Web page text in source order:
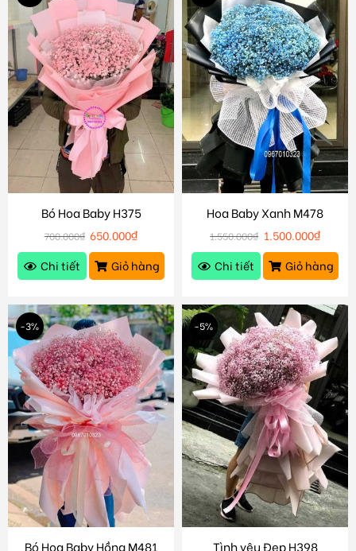
Bó Hoa Baby H375
700.000₫ 650.000₫
Chi tiết
Giỏ hàng
Hoa Baby Xanh M478
1.550.000₫ 1.500.000₫
Chi tiết
Giỏ hàng
-3%
Bó Hoa Baby Hồng M481
-5%
Tình yêu Đẹp H398